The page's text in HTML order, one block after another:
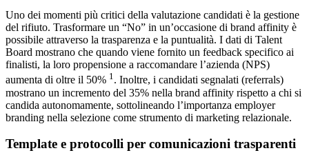
Uno dei momenti più critici della valutazione candidati è la gestione
del rifiuto. Trasformare un “No” in un’occasione di brand affinity è
possibile attraverso la trasparenza e la puntualità. I dati di Talent
Board mostrano che quando viene fornito un feedback specifico ai
finalisti, la loro propensione a raccomandare l’azienda (NPS)
aumenta di oltre il 50% 1. Inoltre, i candidati segnalati (referrals)
mostrano un incremento del 35% nella brand affinity rispetto a chi si
candida autonomamente, sottolineando l’importanza employer
branding nella selezione come strumento di marketing relazionale.
Template e protocolli per comunicazioni trasparenti